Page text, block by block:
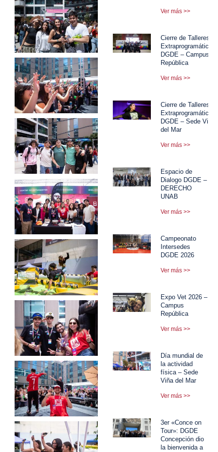
Ver más >>
Cierre de Talleres
Extraprogramáticos
DGDE – Campus
República
Ver más >>
Cierre de Talleres
Extraprogramáticos
DGDE – Sede Viña
del Mar
Ver más >>
Espacio de
Dialogo DGDE –
DERECHO
UNAB
Ver más >>
Campeonato
Intersedes
DGDE 2026
Ver más >>
Expo Vet 2026 –
Campus
República
Ver más >>
Día mundial de
la actividad
física – Sede
Viña del Mar
Ver más >>
3er «Conce on
Tour»: DGDE
Concepción dio
la bienvenida a